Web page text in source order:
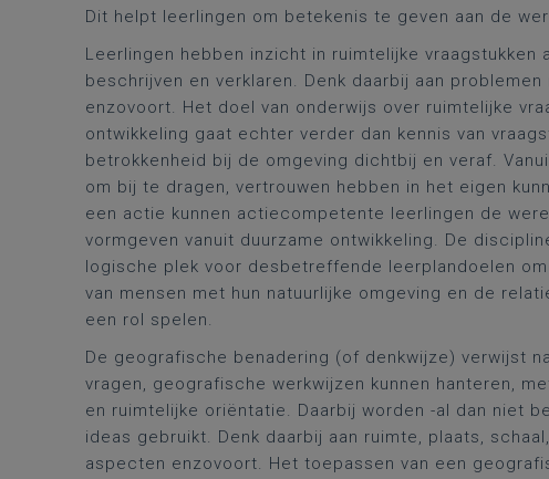
Dit helpt leerlingen om betekenis te geven aan de
Leerlingen hebben inzicht in ruimtelijke vraagstukken
beschrijven en verklaren. Denk daarbij aan
enzovoort. Het doel van onderwijs over ruimtelijke
ontwikkeling gaat echter verder dan kennis van
betrokkenheid bij de omgeving dichtbij en veraf.
om bij te dragen, vertrouwen hebben in het eigen
een actie kunnen actiecompetente leerlingen de
vormgeven vanuit duurzame ontwikkeling. De
logische plek voor desbetreffende leerplandoelen
van mensen met hun natuurlijke omgeving en de
een rol spelen.
De geografische benadering (of denkwijze) verwijst
vragen, geografische werkwijzen kunnen hanteren,
en ruimtelijke oriëntatie. Daarbij worden -al dan niet
ideas gebruikt. Denk daarbij aan ruimte, plaats,
aspecten enzovoort. Het toepassen van een